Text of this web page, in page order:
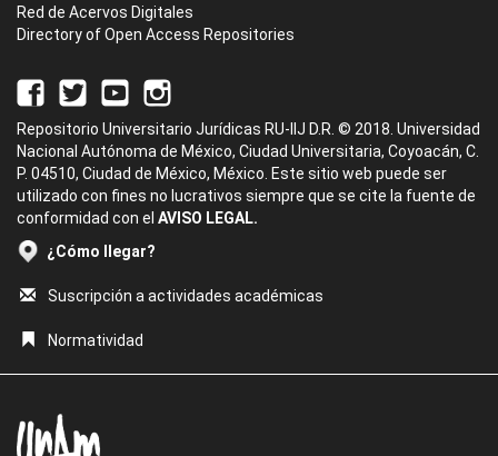
Red de Acervos Digitales
Directory of Open Access Repositories
Repositorio Universitario Jurídicas RU-IIJ D.R. © 2018. Universidad
Nacional Autónoma de México, Ciudad Universitaria, Coyoacán, C.
P. 04510, Ciudad de México, México. Este sitio web puede ser
utilizado con fines no lucrativos siempre que se cite la fuente de
conformidad con el AVISO LEGAL.
¿Cómo llegar?
Suscripción a actividades académicas
Normatividad